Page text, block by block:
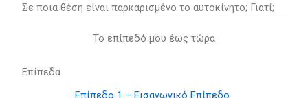
Σε ποια θέση είναι παρκαρισμένο το αυτοκίνητο; Γιατί;
Το επίπεδό μου έως τώρα
Επίπεδα
Επίπεδο 1 – Εισαγωγικό Επίπεδο